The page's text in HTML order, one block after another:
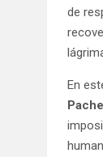
de
En